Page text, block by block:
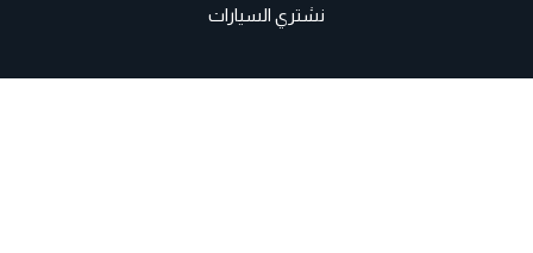
نشتري السيارات